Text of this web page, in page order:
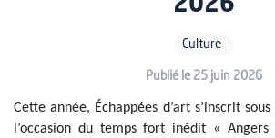
2026
Culture
Publié le 25 juin 2026
Cette année, Échappées d’art s’inscrit
l’occasion du temps fort inédit « Angers